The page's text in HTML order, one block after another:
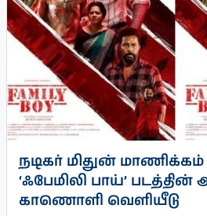
நடிகர் மிதுன் மாணிக்கம்
‘ஃபேமிலி பாய்’ படத்தின்
காணொளி வெளியீடு